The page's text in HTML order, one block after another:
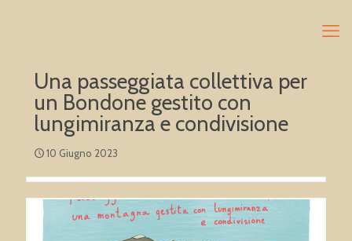
Una passeggiata collettiva per
un Bondone gestito con
lungimiranza e condivisione
10 Giugno 2023